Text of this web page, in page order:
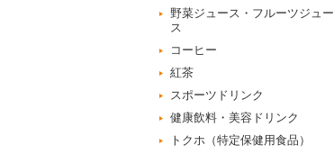
野菜ジュース・フルーツジュー
ス
コーヒー
紅茶
スポーツドリンク
健康飲料・美容ドリンク
トクホ（特定保健用食品）